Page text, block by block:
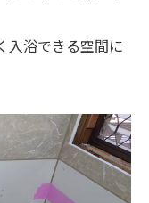
入浴できる空間に